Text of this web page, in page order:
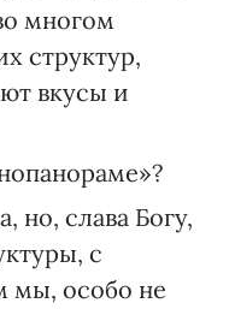
многом
структур,
вкусы и
но, слава Богу,
с
мы, особо не